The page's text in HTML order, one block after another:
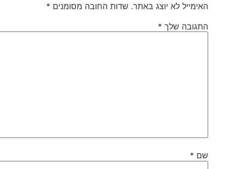
האימייל לא יוצג באתר. שדות החובה מסומנים *
התגובה שלך *
שם *